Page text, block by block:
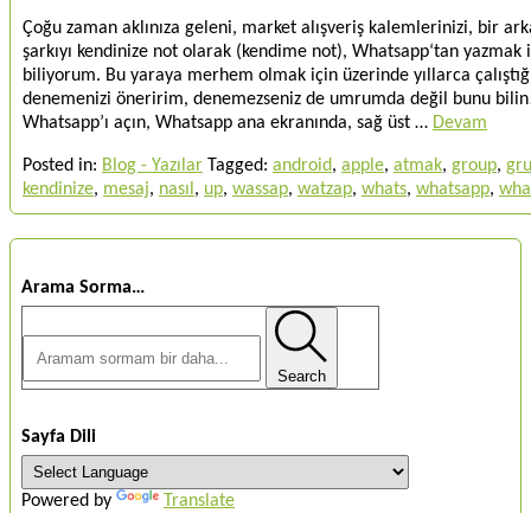
Çoğu zaman aklınıza geleni, market alışveriş kalemlerinizi, bir
şarkıyı kendinize not olarak (kendime not), Whatsapp‘tan yazmak
biliyorum. Bu yaraya merhem olmak için üzerinde yıllarca
denemenizi öneririm, denemezseniz de umrumda değil bunu
Whatsapp’ı açın, Whatsapp ana ekranında, sağ üst … Devam
Posted in: Blog - Yazılar Tagged: android, apple, atmak, group,
kendinize, mesaj, nasıl , up, wassap, watzap, whats, whatsapp,
Arama Sorma…
Search
Sayfa Dili
Powered by Translate